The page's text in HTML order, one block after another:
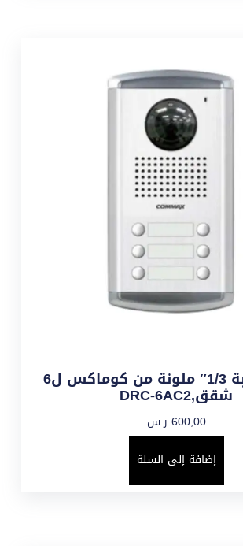
كاميرا بوابة 1/3″ ملونة من كوماكس ل6
شقق,DRC-6AC2
600,00 ر.س
إضافة إلى السلة